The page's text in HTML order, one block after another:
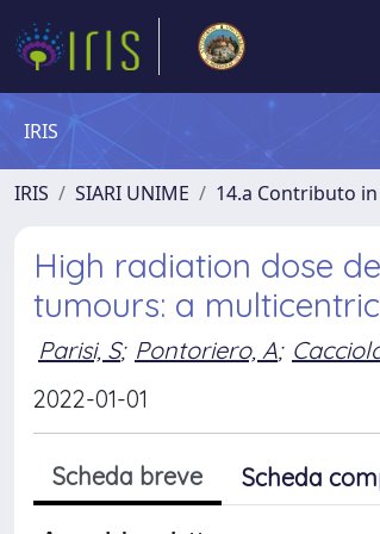
IRIS
IRIS SIARI UNIME 14.a Contributo in
High radiation dose
tumours: a
Parisi, S; Pontoriero, A;
2022-01-01
Scheda breve Scheda